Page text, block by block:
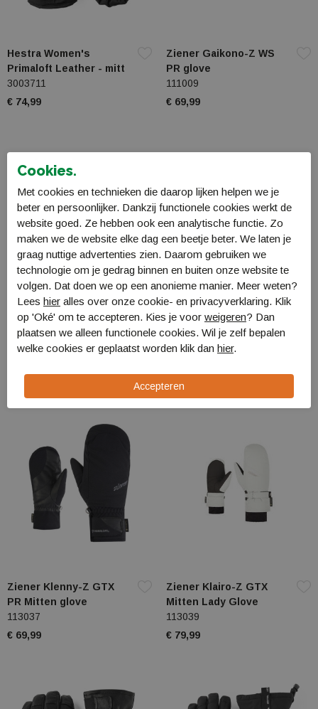
Hestra Women's
Primaloft Leather - mitt
3003711
€ 74,99
Ziener Gaikono-Z WS
PR glove
111009
€ 69,99
Ziener Kahli-Z PR lady
glove
113010
Ziener Klenn-Z GTX PR
glove
113036
Ziener Klenny-Z GTX
PR Mitten glove
113037
€ 69,99
Ziener Klairo-Z GTX
Mitten Lady Glove
113039
€ 79,99
Cookies.
Met cookies en technieken die daarop lijken helpen we je
beter en persoonlijker. Dankzij functionele cookies werkt de
website goed. Ze hebben ook een analytische functie. Zo
maken we de website elke dag een beetje beter. We laten je
graag nuttige advertenties zien. Daarom gebruiken we
technologie om je gedrag binnen en buiten onze website te
volgen. Dat doen we op een anonieme manier. Meer weten?
Lees hier alles over onze cookie- en privacyverklaring. Klik
op 'Oké' om te accepteren. Kies je voor weigeren? Dan
plaatsen we alleen functionele cookies. Wil je zelf bepalen
welke cookies er geplaatst worden klik dan hier.